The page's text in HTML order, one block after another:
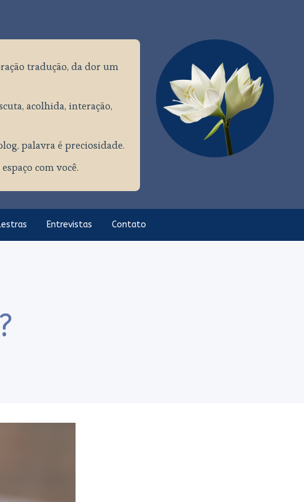
tradução, da dor um
acolhida, interação,
palavra é preciosidade.
com você.
Entrevistas Contato